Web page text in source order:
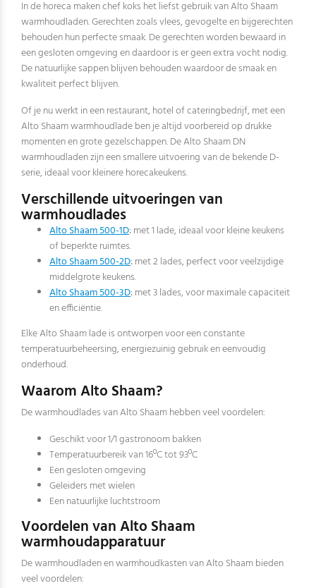
In de horeca maken chef koks het liefst gebruik van Alto Shaam
warmhoudladen. Gerechten zoals vlees, gevogelte en bijgerechten
behouden hun perfecte smaak. De gerechten worden bewaard in
een gesloten omgeving en daardoor is er geen extra vocht nodig.
De natuurlijke sappen blijven behouden waardoor de smaak en
kwaliteit perfect blijven.
Of je nu werkt in een restaurant, hotel of cateringbedrijf, met een
Alto Shaam warmhoudlade ben je altijd voorbereid op drukke
momenten en grote gezelschappen. De Alto Shaam DN
warmhoudladen zijn een smallere uitvoering van de bekende D-
serie, ideaal voor kleinere horecakeukens.
Verschillende uitvoeringen van
warmhoudlades
Alto Shaam 500-1D:met 1 lade, ideaal voor kleine keukens
of beperkte ruimtes.
Alto Shaam 500-2D:met 2 lades, perfect voor veelzijdige
middelgrote keukens.
Alto Shaam 500-3D:met 3 lades, voor maximale capaciteit
en efficiëntie.
Elke Alto Shaam lade is ontworpen voor een constante
temperatuurbeheersing, energiezuinig gebruik en eenvoudig
onderhoud.
Waarom Alto Shaam?
De warmhoudlades van Alto Shaam hebben veel voordelen:
Geschikt voor 1/1 gastronoom bakken
Temperatuurbereik van 16ºC tot 93ºC
Een gesloten omgeving
Geleiders met wielen
Een natuurlijke luchtstroom
Voordelen van Alto Shaam
warmhoudapparatuur
De warmhoudladen en warmhoudkasten van Alto Shaam bieden
veel voordelen: